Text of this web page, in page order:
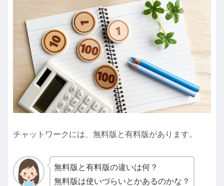
チャットワークには、無料版と有料版があります。
無料版と有料版の違いは何？
無料版は使いづらいとかあるのかな？